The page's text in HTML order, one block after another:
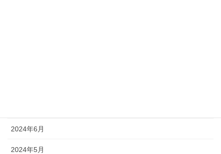
2024年6月
2024年5月